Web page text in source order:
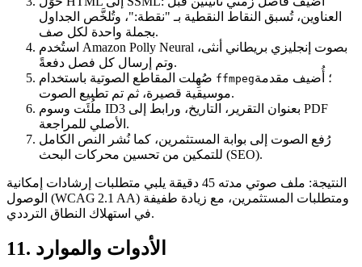
العناوين، تُسبق النقاط النقطية بـ "نقطة:"، وتُلخَّص الجداول
بجملة واحدة لكل صف.
استُخدم Amazon Polly Neural بصوت إنجليزي بريطاني أنثى،
وتم إرسال كل فصل دفعةً.
ffmpeg؛ أُضيف مقدمة
موسيقية قصيرة، ثم تم تطبيع الصوت.
ملُئَت وسوم ID3 بعنوان التقرير، التاريخ، ورابط إلى PDF
الأصلي للمراجعة.
رُفع الصوت إلى بوابة المستثمرين، كما نُشر النص الكامل
للتمكين من تحسين محركات البحث (SEO).
النتيجة: ملف صوتي مدته 45 دقيقة يلبي متطلبات إرشادات إمكانية
الوصول (WCAG 2.1 AA) ومتطلبات المستثمرين، مع زيادة طفيفة
في استهلاك النطاق الترددي.
11. الأدوات والموارد